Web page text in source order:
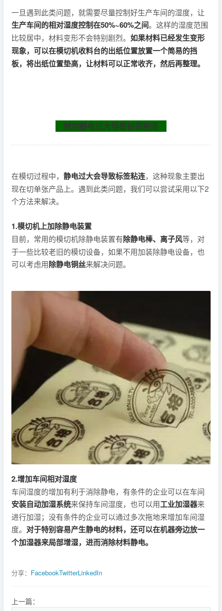
一旦遇到此类问题，就需要尽量控制好生产车间的湿度，让
生产车间的相对湿度控制在50%~60%之间。这样的湿度范围
比较居中，材料变形不会特别剧烈。 如果材料已经发生变形
现象，可以在模切机收料台的出纸位置放置一个简易的挡
板，将出纸位置垫高，让材料可以正常收齐，然后再整理。
模切静电过大导致标签粘连
在模切过程中， 静电过大会导致标签粘连，这种现象主要出
现在切单张产品上。遇到此类问题，我们可以尝试采用以下2
个方法来解决。
1.模切机上加除静电装置
目前，常用的模切机除静电装置有除静电棒、离子风等，对
于一些比较老旧的模切设备，如果不用加装除静电设备，也
可以考虑用除静电铜丝来解决问题。
2.增加车间相对湿度
车间湿度的增加有利于消除静电，有条件的企业可以在车间
安装自动加湿系统来保持车间湿度，也可以用工业加湿器来
进行加湿；没有条件的企业可以通过多次拖地来增加车间湿
度。 对于特别容易产生静电的材料，还可以在机器旁边放一
个加湿器来局部增湿，进而消除材料静电。
分享： FacebookTwitterLinkedIn
上一篇：